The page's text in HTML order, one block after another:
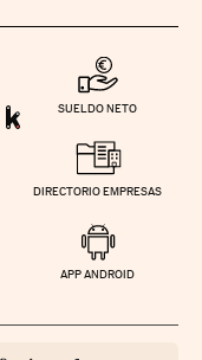
SUELDO NETO
DIRECTORIO EMPRESAS
APP ANDROID